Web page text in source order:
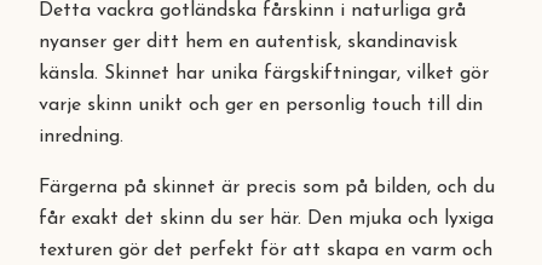
Detta vackra gotländska fårskinn i naturliga grå
nyanser ger ditt hem en autentisk, skandinavisk
känsla. Skinnet har unika färgskiftningar, vilket gör
varje skinn unikt och ger en personlig touch till din
inredning.
Färgerna på skinnet är precis som på bilden, och du
får exakt det skinn du ser här. Den mjuka och lyxiga
texturen gör det perfekt för att skapa en varm och